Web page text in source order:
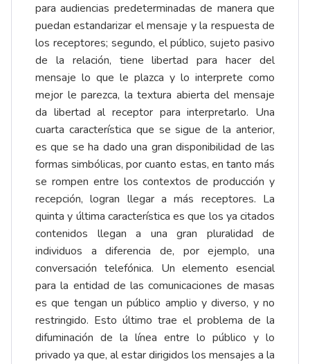
para audiencias predeterminadas de manera que
puedan estandarizar el mensaje y la respuesta de
los receptores; segundo, el público, sujeto pasivo
de la relación, tiene libertad para hacer del
mensaje lo que le plazca y lo interprete como
mejor le parezca, la textura abierta del mensaje
da libertad al receptor para interpretarlo. Una
cuarta característica que se sigue de la anterior,
es que se ha dado una gran disponibilidad de las
formas simbólicas, por cuanto estas, en tanto más
se rompen entre los contextos de producción y
recepción, logran llegar a más receptores. La
quinta y última característica es que los ya citados
contenidos llegan a una gran pluralidad de
individuos a diferencia de, por ejemplo, una
conversación telefónica. Un elemento esencial
para la entidad de las comunicaciones de masas
es que tengan un público amplio y diverso, y no
restringido. Esto último trae el problema de la
difuminación de la línea entre lo público y lo
privado ya que, al estar dirigidos los mensajes a la